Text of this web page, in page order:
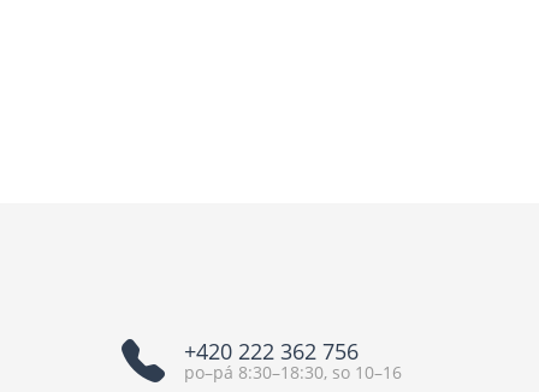
+420 222 362 756
po–pá 8:30–18:30, so 10–16